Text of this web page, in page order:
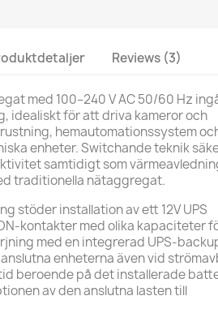
Reviews (3)
med 100–240 V AC 50/60 Hz
idealiskt för att driva kameror och
hemautomationssystem
enheter. Switchande teknik
samtidigt som
traditionella nätaggregat.
stöder installation av ett 12V UPS
kontakter med olika kapaciteter
med en integrerad UPS-
enheterna även vid
beroende på det installerade
av den anslutna lasten till